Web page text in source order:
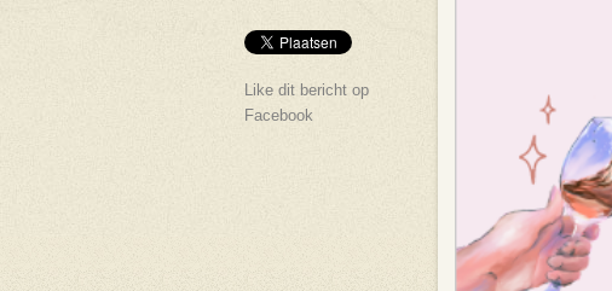
Like dit bericht op
Facebook